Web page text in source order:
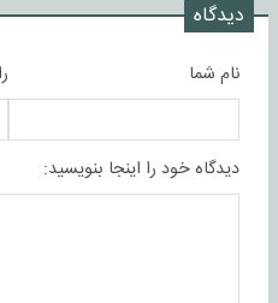
دیدگاه
نام شما
دیدگاه خود را اینجا بنویسید: